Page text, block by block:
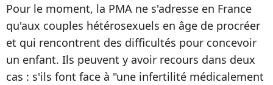
Pour le moment, la PMA ne s'adresse en France
qu'aux couples hétérosexuels en âge de procréer
et qui rencontrent des difficultés pour concevoir
un enfant. Ils peuvent y avoir recours dans deux
cas : s'ils font face à "une infertilité médicalement